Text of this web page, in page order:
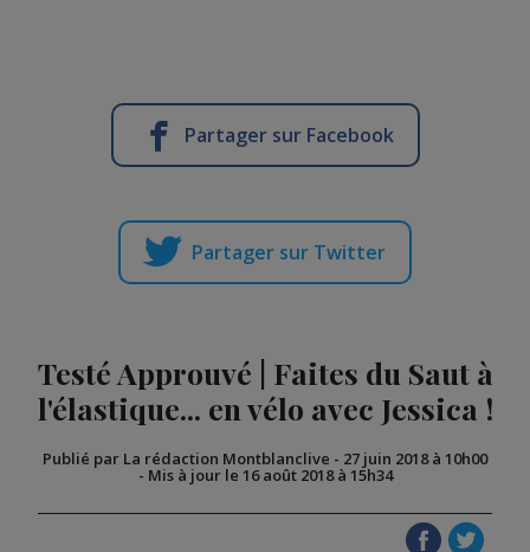
Partager sur Facebook
Partager sur Twitter
Testé Approuvé | Faites du Saut à
l'élastique... en vélo avec Jessica !
Publié par La rédaction Montblanclive - 27 juin 2018 à 10h00
- Mis à jour le 16 août 2018 à 15h34